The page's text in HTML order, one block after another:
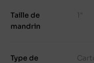
Taille de
mandrin
1"
Type de